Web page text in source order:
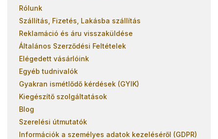
Rólunk
Szállítás, Fizetés, Lakásba szállítás
Reklamáció és áru visszaküldése
Általános Szerződési Feltételek
Elégedett vásárlóink
Egyéb tudnivalók
Gyakran ismétlődő kérdések (GYIK)
Kiegészítő szolgáltatások
Blog
Szerelési útmutatók
Információk a személyes adatok kezeléséről (GDPR)